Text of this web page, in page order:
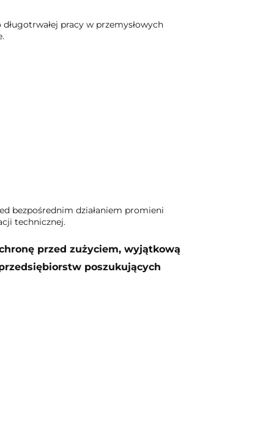
pracy w przemysłowych
bezpośrednim działaniem promieni
technicznej.
przed zużyciem, wyjątkową
poszukujących